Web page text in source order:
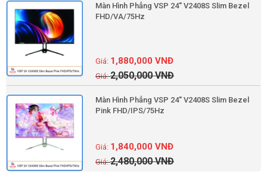
Màn Hình Phẳng VSP 24'' V2408S Slim Bezel
FHD/VA/75Hz
2,050,000VNĐ
1,880,000VNĐ
Màn Hình Phẳng VSP 24'' V2408S Slim Bezel
Pink FHD/IPS/75Hz
2,480,000VNĐ
1,840,000VNĐ